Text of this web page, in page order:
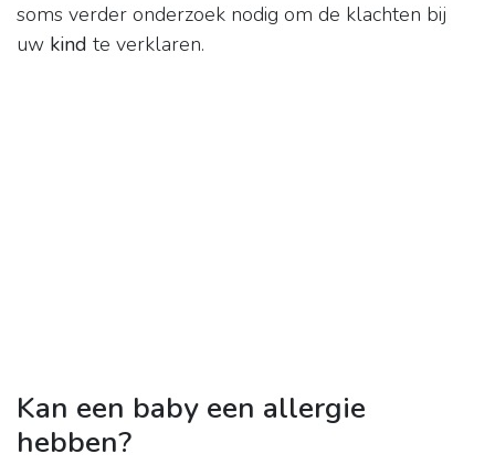
soms verder onderzoek nodig om de klachten bij
uw kind te verklaren.
Kan een baby een allergie
hebben?